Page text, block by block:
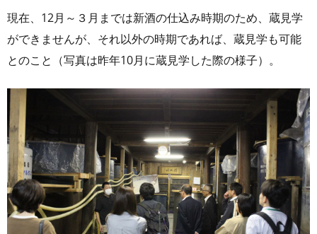
現在、12月～３月までは新酒の仕込み時期のため、蔵見学
ができませんが、それ以外の時期であれば、蔵見学も可能
とのこと（写真は昨年10月に蔵見学した際の様子）。